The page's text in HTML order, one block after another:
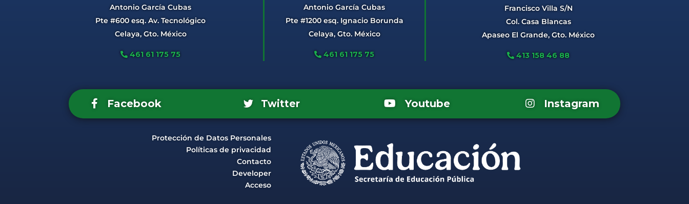
Antonio García Cubas
Pte #600 esq. Av. Tecnológico
Celaya, Gto. México
461 61 175 75
Antonio García Cubas
Pte #1200 esq. Ignacio Borunda
Celaya, Gto. México
461 61 175 75
Francisco Villa S/N
Col. Casa Blancas
Apaseo El Grande, Gto. México
413 158 46 88
Facebook Twitter Youtube Instagram
Protección de Datos Personales
Políticas de privacidad
Contacto
Developer
Acceso